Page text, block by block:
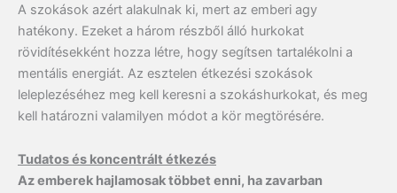
A szokások azért alakulnak ki, mert az emberi agy
hatékony. Ezeket a három részből álló hurkokat
rövidítésekként hozza létre, hogy segítsen tartalékolni a
mentális energiát. Az esztelen étkezési szokások
leleplezéséhez meg kell keresni a szokáshurkokat, és meg
kell határozni valamilyen módot a kör megtörésére.
Tudatos és koncentrált étkezés
Az emberek hajlamosak többet enni, ha zavarban